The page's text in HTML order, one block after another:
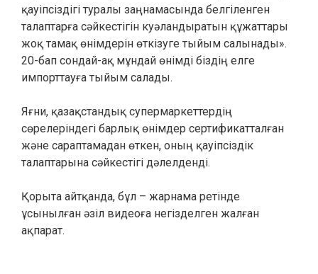
қауіпсіздігі туралы заңнамасында белгіленген
талаптарға сәйкестігін куәландыратын құжаттары
жоқ тамақ өнімдерін өткізуге тыйым салынады».
20-бап сондай-ақ мұндай өнімді біздің елге
импорттауға тыйым салады.
Яғни, қазақстандық супермаркеттердің
сөрелеріндегі барлық өнімдер сертификатталған
және сараптамадан өткен, оның қауіпсіздік
талаптарына сәйкестігі дәлелденді.
Қорыта айтқанда, бұл – жарнама ретінде
ұсынылған әзіл видеоға негізделген жалған
ақпарат.